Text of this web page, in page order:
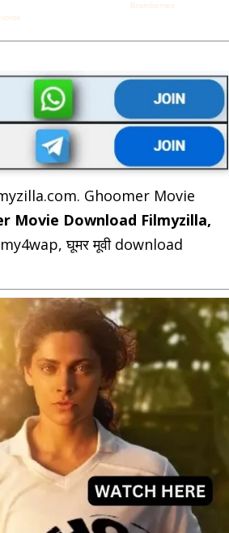
Ghoomer Movie
Movie Download Filmyzilla,
घूमर मूवी download